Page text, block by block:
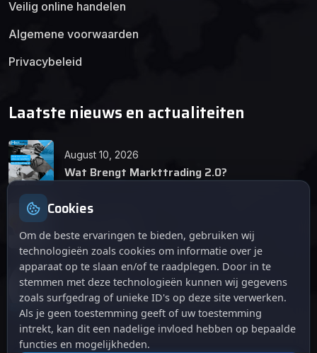
Veilig online handelen
Algemene voorwaarden
Privacybeleid
Laatste nieuws en actualiteiten
August 10, 2026
Wat Brengt Markttrading 2.0?
Tips en Tricks
April 12, 2026
De opkomst van Markttrading 2.0: Een
revolutie in online handelen.
Cookies
Om de beste ervaringen te bieden, gebruiken wij
technologieën zoals cookies om informatie over je
apparaat op te slaan en/of te raadplegen. Door in te
stemmen met deze technologieën kunnen wij gegevens
zoals surfgedrag of unieke ID's op deze site verwerken.
Als je geen toestemming geeft of uw toestemming
intrekt, kan dit een nadelige invloed hebben op bepaalde
functies en mogelijkheden.